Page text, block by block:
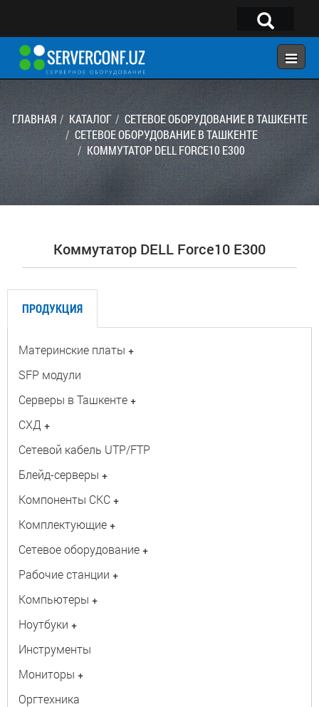
×
ГЛАВНАЯ
КОНФИГУРАТОР
КАТАЛОГ
Telegram:@serverconf_uz
Тел: (90) 932-18-00
ГЛАВНАЯ КАТАЛОГ
СЕТЕВОЕ ОБОРУДОВАНИЕ В ТАШКЕНТЕ
СЕТЕВОЕ ОБОРУДОВАНИЕ В ТАШКЕНТЕ
КОММУТАТОР DELL FORCE10 E300
Коммутатор DELL Force10 E300
ПРОДУКЦИЯ
Материнские платы +
SFP модули
Серверы в Ташкенте +
СХД +
Сетевой кабель UTP/FTP
Блейд-серверы +
Компоненты СКС +
Комплектующие +
Сетевое оборудование +
Рабочие станции +
Компьютеры +
Ноутбуки +
Инструменты
Мониторы +
Оргтехника